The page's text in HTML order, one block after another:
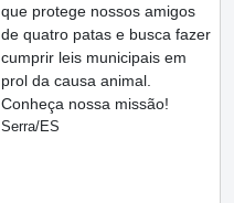
que protege nossos amigos
de quatro patas e busca fazer
cumprir leis municipais em
prol da causa animal.
Conheça nossa missão!
Serra/ES